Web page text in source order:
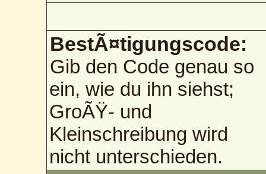
BestÃ¤tigungscode:
Gib den Code genau so
ein, wie du ihn siehst;
GroÃŸ- und
Kleinschreibung wird
nicht unterschieden.